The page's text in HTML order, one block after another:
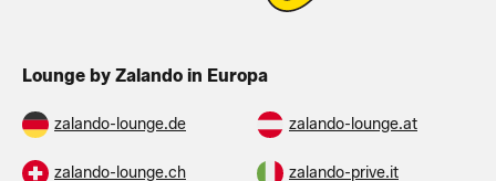
Lounge by Zalando in Europa
zalando-lounge.de zalando-lounge.at
zalando-lounge.ch zalando-prive.it